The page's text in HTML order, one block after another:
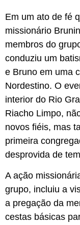
Em um ato de fé
missionário
membros do
conduziu um
e Bruno em uma
Nordestino. O
interior do Rio
Riacho Limpo,
novos fiéis, mas
primeira
desprovida de
A ação
grupo, incluiu a
a pregação da
cestas básicas